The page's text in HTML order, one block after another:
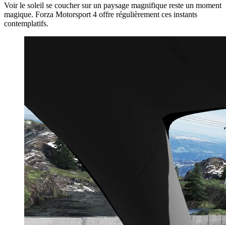
Voir le soleil se coucher sur un paysage magnifique reste un moment
magique. Forza Motorsport 4 offre régulièrement ces instants
contemplatifs.